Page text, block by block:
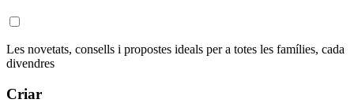
Les novetats, consells i propostes ideals per a totes les famílies, cada
divendres
Criar